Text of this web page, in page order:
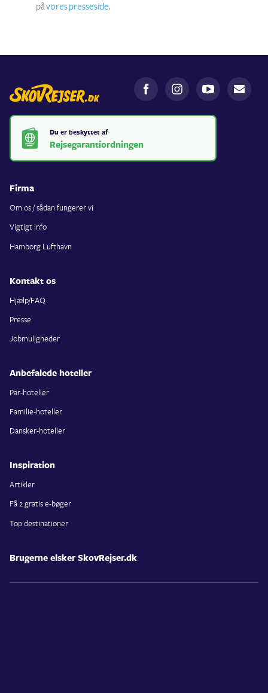
påvorespresseside.
Du er beskyttet af
Rejsegarantiordningen
Firma
Om os / sådan fungerer vi
Vigtigt info
Hamborg Lufthavn
Kontakt os
Hjælp/FAQ
Presse
Jobmuligheder
Anbefalede hoteller
Par-hoteller
Familie-hoteller
Dansker-hoteller
Inspiration
Artikler
Få 2 gratis e-bøger
Top destinationer
Brugerne elsker SkovRejser.dk